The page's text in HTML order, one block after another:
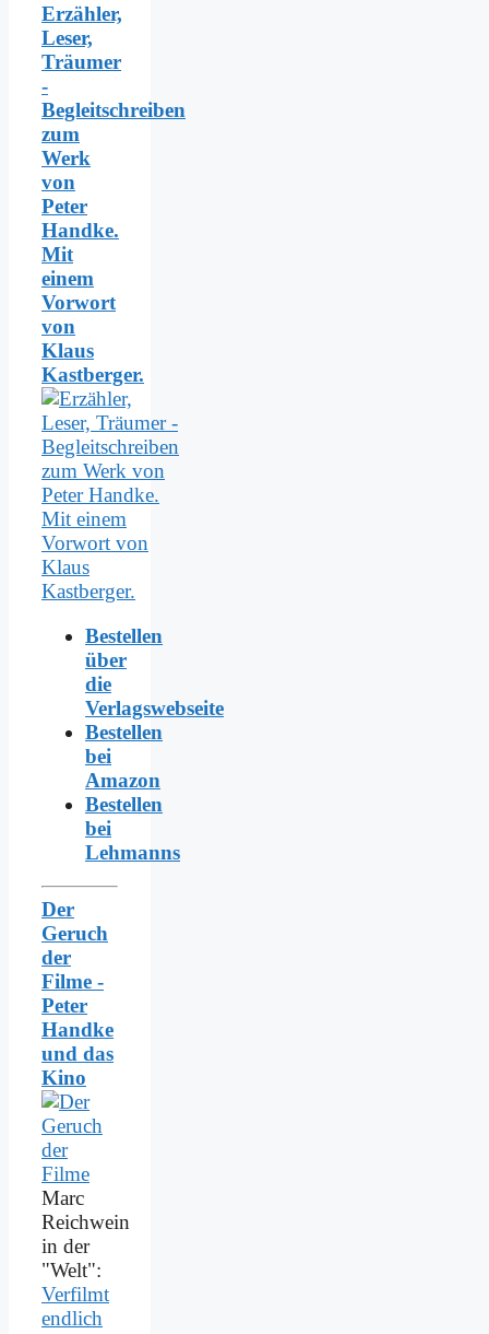
Erzähler,
Leser,
Träumer
-
Begleitschreiben
zum
Werk
von
Peter
Handke.
Mit
einem
Vorwort
von
Klaus
Kastberger.
Bestellen
über
die
Verlagswebseite
Bestellen
bei
Amazon
Bestellen
bei
Lehmanns
Der
Geruch
der
Filme -
Peter
Handke
und das
Kino
Marc
Reichwein
in der
"Welt":
Verfilmt
endlich